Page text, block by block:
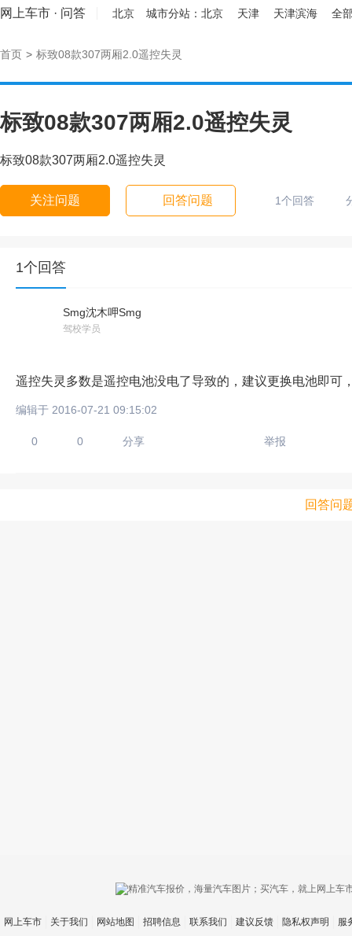
网上车市 · 问答 北京 城市分站： 北京 天津 天津滨海 全
首页 > 标致08款307两厢2.0遥控失灵
标致08款307两厢2.0遥控失灵
标致08款307两厢2.0遥控失灵
关注问题 回答问题 1个回答
1个回答
Smg沈木呷Smg
驾校学员
遥控失灵多数是遥控电池没电了导致的，建议更换电池即可
编辑于 2016-07-21 09:15:02
0 0 分享 举报
回答问
网上车市 关于我们 网站地图 招聘信息 联系我们 建议反馈 隐私权声明
服